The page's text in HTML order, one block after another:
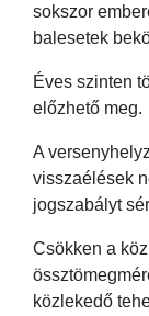
sokszor
balesetek
Éves szinten
előzhető meg.
A
visszaélések
jogszabályt
Csökken a
közlekedő